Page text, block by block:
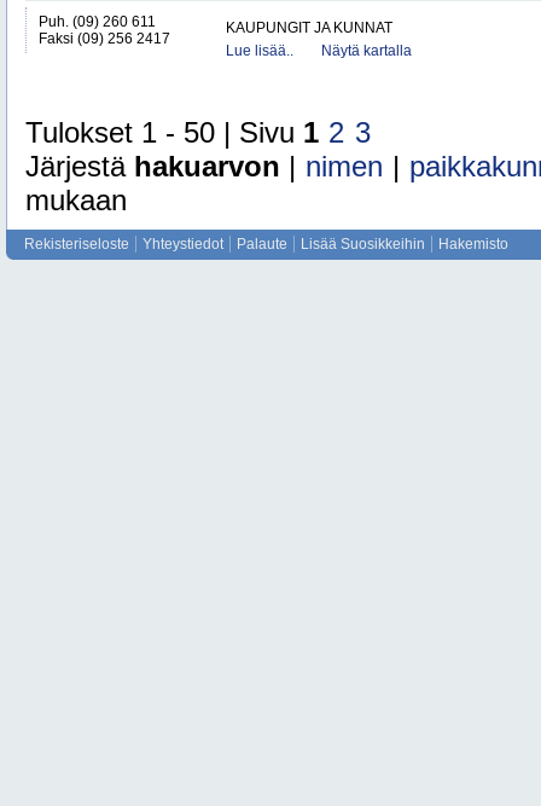
Puh. (09) 260 611
Faksi (09) 256 2417
KAUPUNGIT JA KUNNAT
Lue lisää..
Näytä kartalla
Tulokset 1 - 50 | Sivu 1 2 3
Järjestä hakuarvon | nimen |
mukaan
Rekisteriseloste Yhteystiedot Palaute Lisää Suosikkeihin Hakemisto